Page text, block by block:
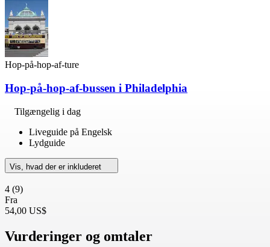
Hop-på-hop-af-ture
Hop-på-hop-af-bussen i Philadelphia
Tilgængelig i dag
Liveguide på Engelsk
Lydguide
Vis, hvad der er inkluderet
4 (9)
Fra
54,00 US$
Vurderinger og omtaler